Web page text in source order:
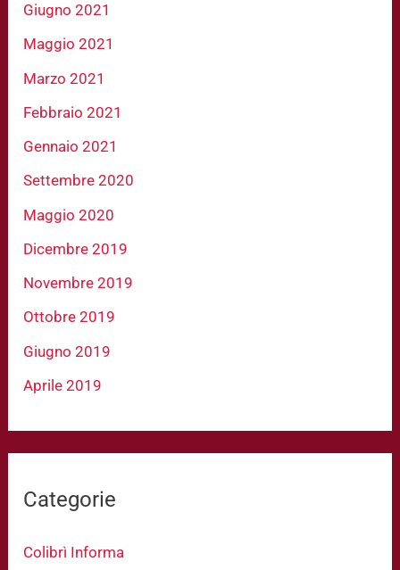
Giugno 2021
Maggio 2021
Marzo 2021
Febbraio 2021
Gennaio 2021
Settembre 2020
Maggio 2020
Dicembre 2019
Novembre 2019
Ottobre 2019
Giugno 2019
Aprile 2019
Categorie
Colibrì Informa